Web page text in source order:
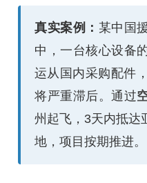
真实案例： 某中国
中，一台核心设备
运从国内采购配件
将严重滞后。通过
州起飞，3天内抵达
地，项目按期推进。